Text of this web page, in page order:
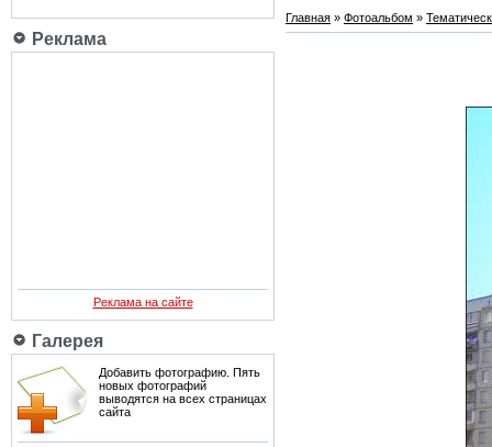
Реклама
Реклама на сайте
Галерея
Добавить фотографию. Пять
новых фотографий
выводятся на всех страницах
сайта
Главная » Фотоальбом »